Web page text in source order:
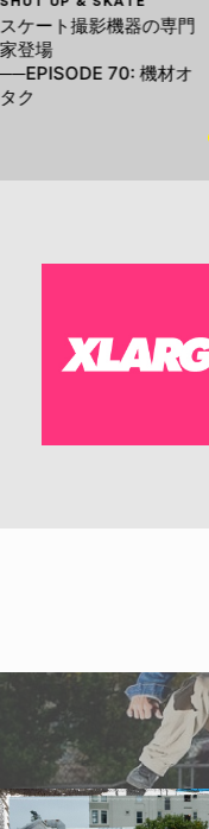
スケート撮影機器の専門
家登場
──EPISODE 70: 機材オ
タク